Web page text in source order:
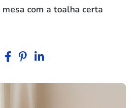
com a toalha certa